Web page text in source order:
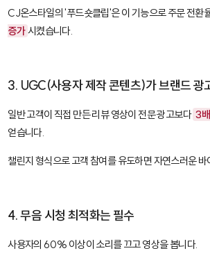
CJ온스타일의 '푸드숏클립'은 이 기능으로 주문 전환
증가 시켰습니다.
3. UGC(사용자 제작 콘텐츠)가 브랜드 광
일반 고객이 직접 만든 리뷰 영상이 전문 광고보다 3
얻습니다.
챌린지 형식으로 고객 참여를 유도하면 자연스러운 바
4. 무음 시청 최적화는 필수
사용자의 60% 이상이 소리를 끄고 영상을 봅니다.